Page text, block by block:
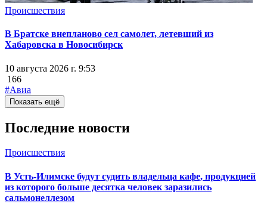
Происшествия
В Братске внепланово сел самолет, летевший из
Хабаровска в Новосибирск
10 августа 2026 г. 9:53
166
#Авиа
Показать ещё
Последние новости
Происшествия
В Усть-Илимске будут судить владельца кафе, продукцией
из которого больше десятка человек заразились
сальмонеллезом